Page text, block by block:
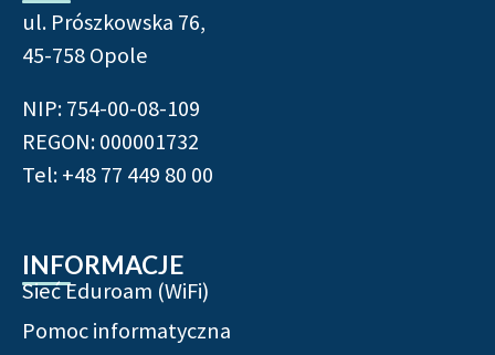
ul. Prószkowska 76,
45-758 Opole
NIP: 754-00-08-109
REGON: 000001732
Tel: +48 77 449 80 00
INFORMACJE
Sieć Eduroam (WiFi)
Pomoc informatyczna